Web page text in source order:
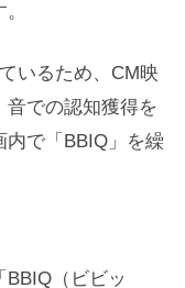
いるため、CM映
音での認知獲得を
で「BBIQ」を繰
（ビビッ